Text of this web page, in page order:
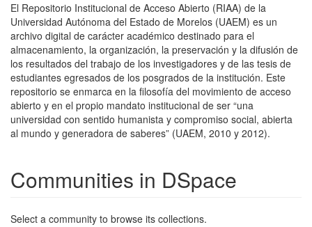
El Repositorio Institucional de Acceso Abierto (RIAA) de la
Universidad Autónoma del Estado de Morelos (UAEM) es un
archivo digital de carácter académico destinado para el
almacenamiento, la organización, la preservación y la difusión de
los resultados del trabajo de los investigadores y de las tesis de
estudiantes egresados de los posgrados de la institución. Este
repositorio se enmarca en la filosofía del movimiento de acceso
abierto y en el propio mandato institucional de ser “una
universidad con sentido humanista y compromiso social, abierta
al mundo y generadora de saberes” (UAEM, 2010 y 2012).
Communities in DSpace
Select a community to browse its collections.